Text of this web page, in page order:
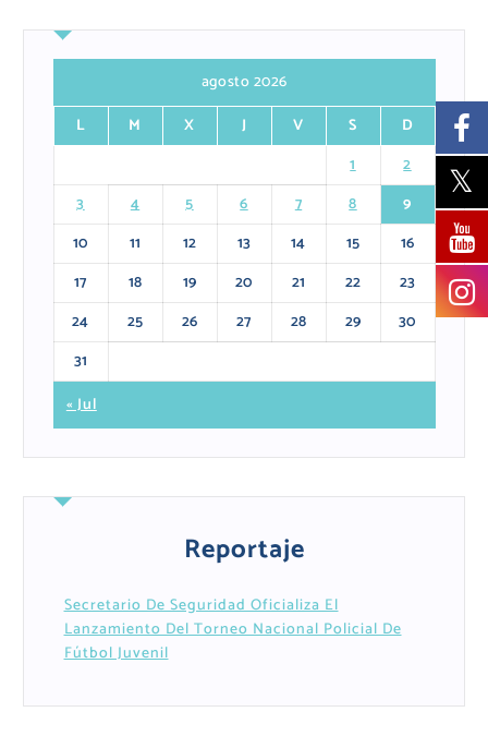
agosto 2026
L
M X J V S
D
1
2
3
4 5 6 7 8
9
10
11 12 13 14 15
16
17
18 19 20 21 22
23
24
25 26 27 28 29
30
31
« Jul
Reportaje
Secretario De Seguridad Oficializa El
Lanzamiento Del Torneo Nacional Policial De
Fútbol Juvenil